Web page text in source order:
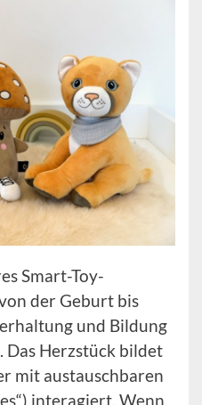
Smart-Toy-
der Geburt bis
und Bildung
Herzstück bildet
mit austauschbaren
interagiert. Wenn